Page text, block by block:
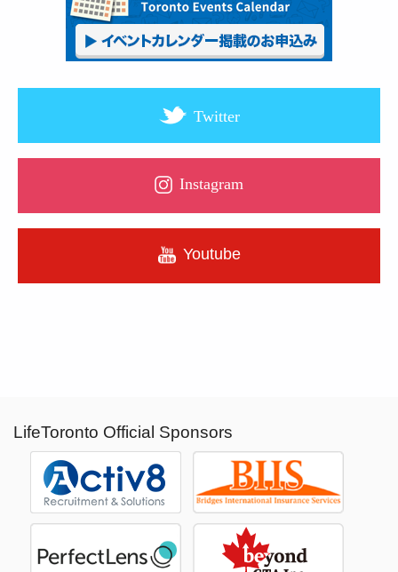
Twitter
Instagram
Youtube
LifeToronto Official Sponsors